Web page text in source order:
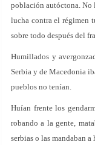
población autóctona. No
lucha contra el régimen
sobre todo después del
Humillados y
Serbia y de Macedonia
pueblos no tenían.
Huían frente los
robando a la gente,
serbias o las mandaban a